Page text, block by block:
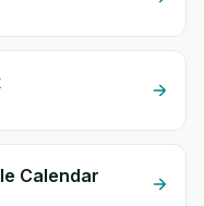
Calendar